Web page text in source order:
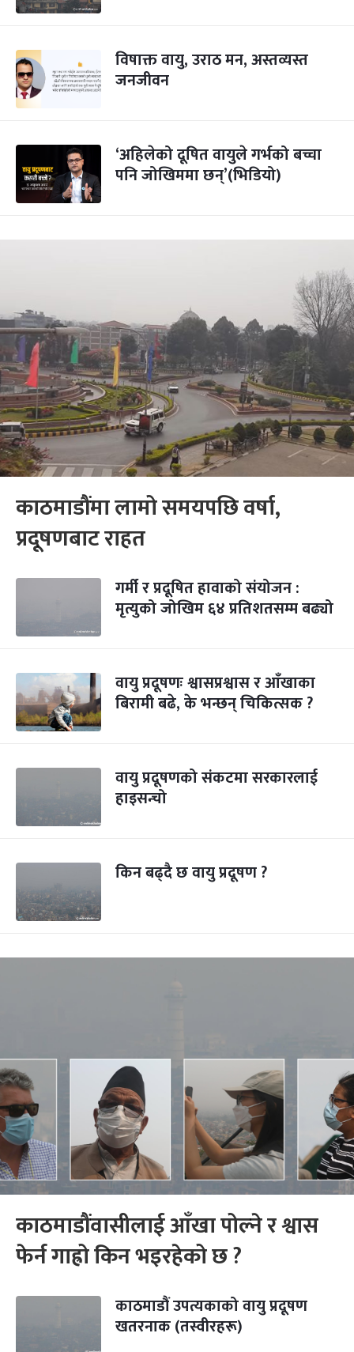
विषाक्त वायु, उराठ मन, अस्तव्यस्त
जनजीवन
‘अहिलेको दूषित वायुले गर्भको बच्चा
पनि जोखिममा छन्’(भिडियो)
काठमाडौंमा लामो समयपछि वर्षा,
प्रदूषणबाट राहत
गर्मी र प्रदूषित हावाको संयोजन :
मृत्युको जोखिम ६४ प्रतिशतसम्म बढ्यो
वायु प्रदूषणः श्वासप्रश्वास र आँखाका
बिरामी बढे, के भन्छन् चिकित्सक ?
वायु प्रदूषणको संकटमा सरकारलाई
हाइसन्चो
किन बढ्दै छ वायु प्रदूषण ?
काठमाडौंवासीलाई आँखा पोल्ने र श्वास
फेर्न गाह्रो किन भइरहेको छ ?
काठमाडौं उपत्यकाको वायु प्रदूषण
खतरनाक (तस्वीरहरू)